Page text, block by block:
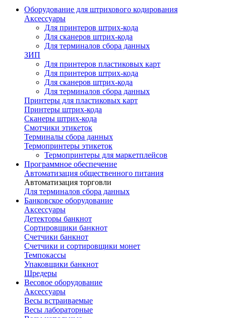
Оборудование для штрихового кодирования
Аксессуары
Для принтеров штрих-кода
Для сканеров штрих-кода
Для терминалов сбора данных
ЗИП
Для принтеров пластиковых карт
Для принтеров штрих-кода
Для сканеров штрих-кода
Для терминалов сбора данных
Принтеры для пластиковых карт
Принтеры штрих-кода
Сканеры штрих-кода
Смотчики этикеток
Терминалы сбора данных
Термопринтеры этикеток
Термопринтеры для маркетплейсов
Программное обеспечение
Автоматизация общественного питания
Автоматизация торговли
Для терминалов сбора данных
Банковское оборудование
Аксессуары
Детекторы банкнот
Сортировщики банкнот
Счетчики банкнот
Счетчики и сортировщики монет
Темпокассы
Упаковщики банкнот
Шредеры
Весовое оборудование
Аксессуары
Весы встраиваемые
Весы лабораторные